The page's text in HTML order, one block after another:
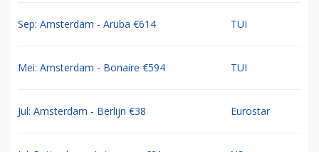
Sep: Amsterdam - Aruba €614 TUI
Mei: Amsterdam - Bonaire €594 TUI
Jul: Amsterdam - Berlijn €38 Eurostar